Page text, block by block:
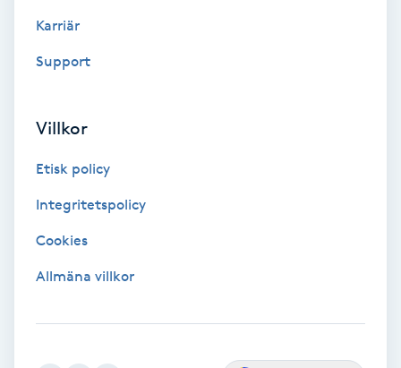
Gua Sha-massage
Hatha Yoga
Healing
Herrklippning
Karriär
Support
Villkor
Etisk policy
Integritetspolicy
Cookies
Allmäna villkor